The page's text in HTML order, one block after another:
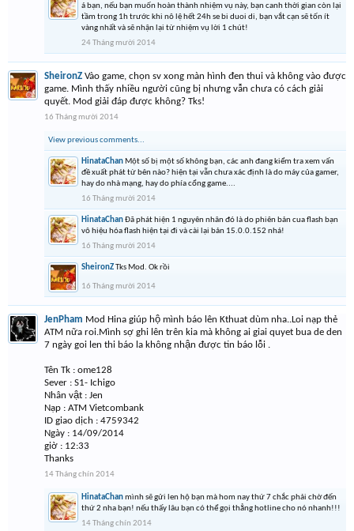
á bạn, nếu bạn muốn hoàn thành nhiệm vụ này, bạn canh thời gian còn lại
tầm trong 1h trước khi nô lệ hết 24h se bi duoi di, bạn vắt cạn sẽ tốn ít
vàng nhất và sẽ nhận lại từ nhiệm vụ lời 1 chút!
24 Tháng mười 2014
SheironZ Vào game, chọn sv xong màn hình đen thui và không vào được
game. Mình thấy nhiều người cũng bị nhưng vẫn chưa có cách giải
quyết. Mod giải đáp được không? Tks!
16 Tháng mười 2014
View previous comments...
HinataChan Một số bị một số không bạn, các anh đang kiểm tra xem vấn
đề xuất phát từ bên nào? hiện tại vẫn chưa xác định là do máy của gamer,
hay do nhà mạng, hay do phía cổng game....
16 Tháng mười 2014
HinataChanĐã phát hiện 1 nguyên nhân đó là do phiên bản cua flash bạn
vô hiệu hóa flash hiện tại đi và cài lại bản 15.0.0.152 nhá!
16 Tháng mười 2014
SheironZTks Mod. Ok rồi
16 Tháng mười 2014
JenPham Mod Hina giúp hộ mình báo lên Kthuat dùm nha..Loi nạp thẻ
ATM nữa roi.Mình sợ ghi lên trên kia mà không ai giai quyet bua de den
7 ngày goi len thi báo la không nhận được tin báo lỗi .
Tên Tk : ome128
Sever : S1- Ichigo
Nhân vật : Jen
Nạp : ATM Vietcombank
ID giao dịch : 4759342
Ngày : 14/09/2014
giờ : 12:33
Thanks
14 Tháng chín 2014
HinataChanmình sẽ gửi len hộ bạn mà hom nay thứ 7 chắc phải chờ đến
thứ 2 nha bạn! nếu thấy lâu bạn có thể gọi thẳng hotline cho nó nhanh!!!
14 Tháng chín 2014